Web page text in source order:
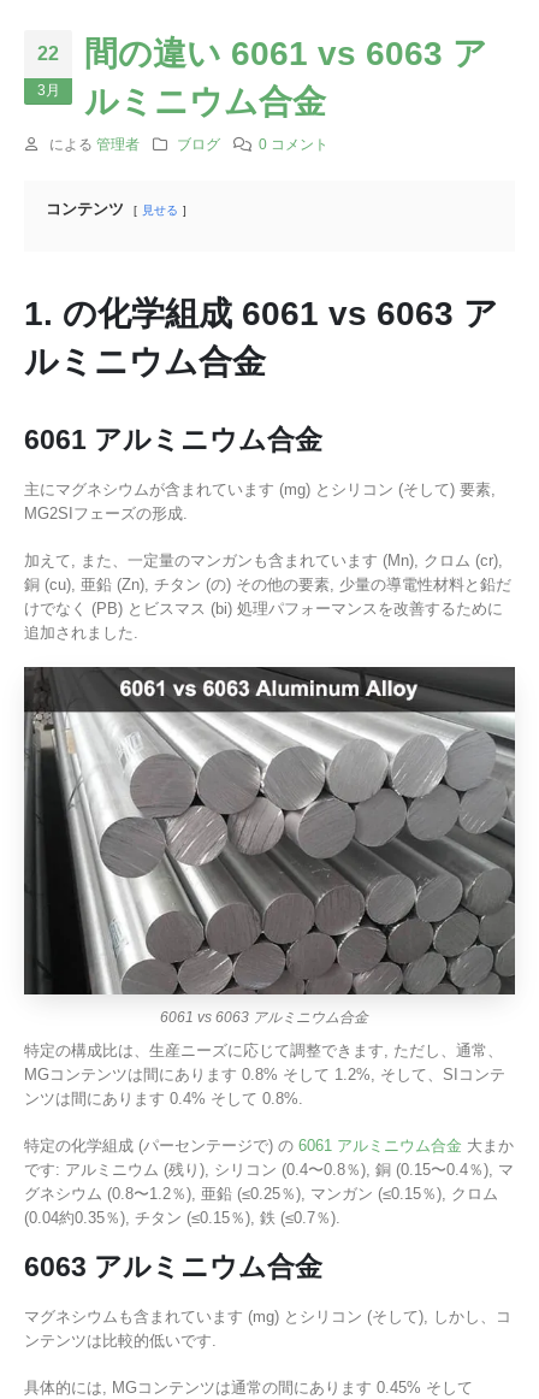
22
3月
間の違い 6061 vs 6063 ア
ルミニウム合金
による 管理者 ブログ 0 コメント
コンテンツ 見せる
1. の化学組成 6061 vs 6063 ア
ルミニウム合金
6061 アルミニウム合金
主にマグネシウムが含まれています (mg) とシリコン (そして) 要素,
MG2SIフェーズの形成.
加えて, また、一定量のマンガンも含まれています (Mn), クロム (cr),
銅 (cu), 亜鉛 (Zn), チタン (の) その他の要素, 少量の導電性材料と鉛だ
けでなく (PB) とビスマス (bi) 処理パフォーマンスを改善するために
追加されました.
6061 vs 6063 アルミニウム合金
特定の構成比は、生産ニーズに応じて調整できます, ただし、通常、
MGコンテンツは間にあります 0.8% そして 1.2%, そして、SIコンテ
ンツは間にあります 0.4% そして 0.8%.
特定の化学組成 (パーセンテージで) の 6061 アルミニウム合金 大まか
です: アルミニウム (残り), シリコン (0.4〜0.8％), 銅 (0.15〜0.4％), マ
グネシウム (0.8〜1.2％), 亜鉛 (≤0.25％), マンガン (≤0.15％), クロム
(0.04約0.35％), チタン (≤0.15％), 鉄 (≤0.7％).
6063 アルミニウム合金
マグネシウムも含まれています (mg) とシリコン (そして), しかし、コ
ンテンツは比較的低いです.
具体的には, MGコンテンツは通常の間にあります 0.45% そして